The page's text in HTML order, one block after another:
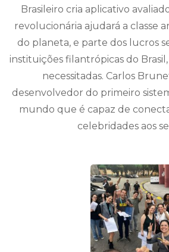
Brasileiro cria aplicativo
revolucionária ajudará a classe
do planeta, e parte dos lucros
instituições filantrópicas do
necessitadas. Carlos
desenvolvedor do primeiro
mundo que é capaz de
celebridades aos